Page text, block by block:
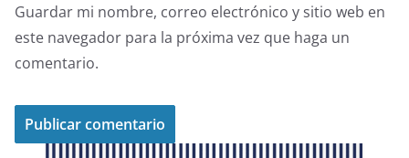
Guardar mi nombre, correo electrónico y sitio web en
este navegador para la próxima vez que haga un
comentario.